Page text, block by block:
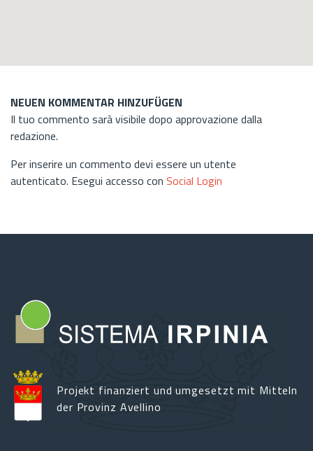
NEUEN KOMMENTAR HINZUFÜGEN
Il tuo commento sarà visibile dopo approvazione dalla
redazione.
Per inserire un commento devi essere un utente
autenticato. Esegui accesso con Social Login
Projekt finanziert und umgesetzt mit Mitteln
der Provinz Avellino